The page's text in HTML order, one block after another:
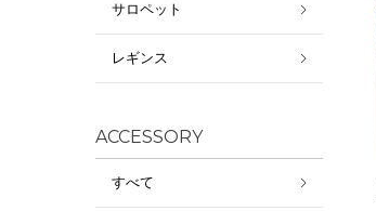
サロペット
レギンス
ACCESSORY
すべて